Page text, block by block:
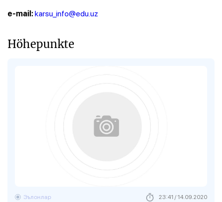
e-mail:karsu_info@edu.uz
Höhepunkte
Эълонлар 23:41 / 14.09.2020